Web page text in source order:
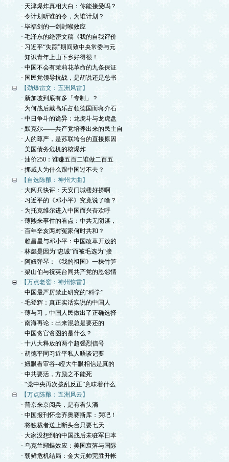
· 天津爆炸真相大白：你能接受吗？
· 令计划听谁的令，为谁计划？
· 毕福剑的一剑封喉效应
· 毛泽东的绝密文稿《我的自我评价
· 习近平“失踪”期间致中央常委与元
· 知识青年上山下乡好得很！
· 中国不会有茉莉花革命的九条保证
· 国民党领导抗战，是胡说还是总书
【劲爆雷文：五洲风雷】
· 新加坡到底有多「专制」？
· 为何战后戴高乐占领德国而蒋介石
· 中日争斗的诡异：龙虎斗与龙虎盘
· 默克尔——共产党培养出来的民主自
· 人的尊严，是苏联垮台的直接原因
· 美国债务危机的核爆炸
· 油价250：谁赚五百二谁做二百五
· 挪威人为什么跟中国过不去？
【自选陈酿：神州大曲】
· 大阅兵快评：天安门城楼好挤啊
· 习近平的《邓小平》究竟说了啥？
· 为托克维尔进入中国而兴奋欢呼
· 薄熙来事件的看点：中共无阴谋，
· 百年辛亥两对冤家何时共和？
· 赖昌星与邓小平：中国改革开放的
· 林彪是因为“忠诚”而被毛选为“接
· 阿妞弹琴：《我的祖国》一株竹笋
· 梁山伯与祝英台同共产党的恩怨情
【万点老窖：神州惊雷】
· 中国最严厉禁止研究的“科学”
· 毛登辉：真正实话实说的中国人
· 薄与习，中国人民做出了正确选择
· 南海再论：出来混总是要还的
· 中国贪官贪图的是什么？
· 十八大释放的两个超强烈信号
· 胡德平同习近平私人晤谈记要
· 妞眼看审谷--瞪大牛眼相信是真的
· 中共要活，方励之不能死
· “党中央再次拨乱反正”意味着什么
【万点陈酿：五洲风云】
· 普京来京阅兵，是有看头滴
· 中国报刊怀念齐奥赛斯库：哭吧！
· 将独裁者送上断头台只要七天
· 大家没想到的中国战后未驻军日本
· 乌克兰蝴蝶效应：美国衰落与国际
· 朝鲜危机结局：金大元帅完胜升帐